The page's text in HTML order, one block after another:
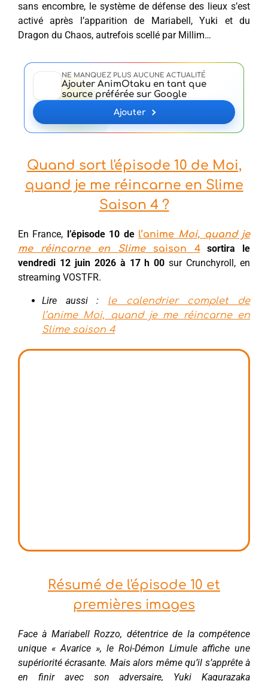
sans encombre, le système de défense des lieux s’est
activé après l’apparition de Mariabell, Yuki et du
Dragon du Chaos, autrefois scellé par Millim…
NE MANQUEZ PLUS AUCUNE ACTUALITÉ
Ajouter AnimOtaku en tant que
source préférée sur Google
Ajouter
Quand sort l'épisode 10 de Moi,
quand je me réincarne en Slime
Saison 4 ?
En France, l’épisode 10 de l’anime Moi, quand je
me réincarne en Slimesaison 4sortira le
vendredi 12 juin 2026 à 17 h 00sur Crunchyroll, en
streaming VOSTFR.
Lire aussi : le calendrier complet de
l’anime Moi, quand je me réincarne en
Slime saison 4
Résumé de l'épisode 10 et
premières images
Face à Mariabell Rozzo, détentrice de la compétence
unique « Avarice », le Roi-Démon Limule affiche une
supériorité écrasante. Mais alors même qu’il s’apprête à
en finir avec son adversaire, Yuki Kagurazaka